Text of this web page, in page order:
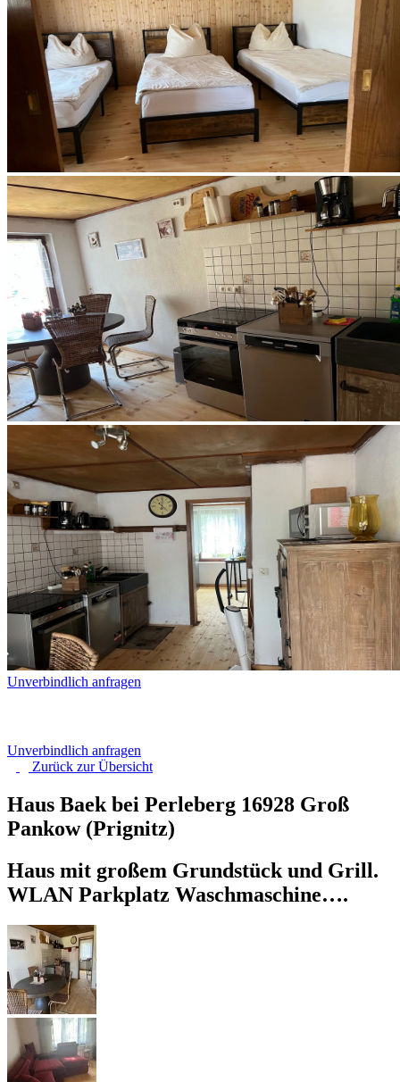
Unverbindlich anfragen
Unverbindlich anfragen
Zurück zurÜbersicht
Haus Baek bei Perleberg 16928 Groß
Pankow (Prignitz)
Haus mit großem Grundstück und Grill.
WLAN Parkplatz Waschmaschine….